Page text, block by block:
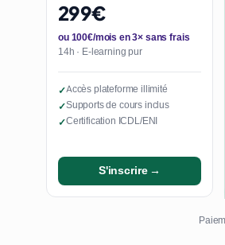
299€
ou 100€/mois en 3× sans frais
14h · E-learning pur
✓Accès plateforme illimité
✓Supports de cours inclus
✓Certification ICDL/ENI
S'inscrire →